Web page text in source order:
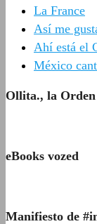
La France
Así me
Ahí está el
México
Ollita., la Orden
eBooks vozed
Manifiesto de